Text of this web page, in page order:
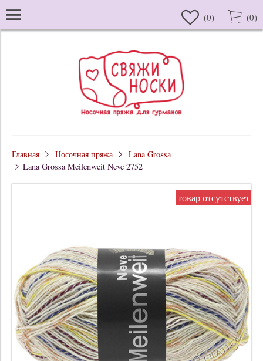
(0) (0)
Главная Носочная пряжа
Lana Grossa
Lana Grossa Meilenweit Neve 2752
товар отсутствует